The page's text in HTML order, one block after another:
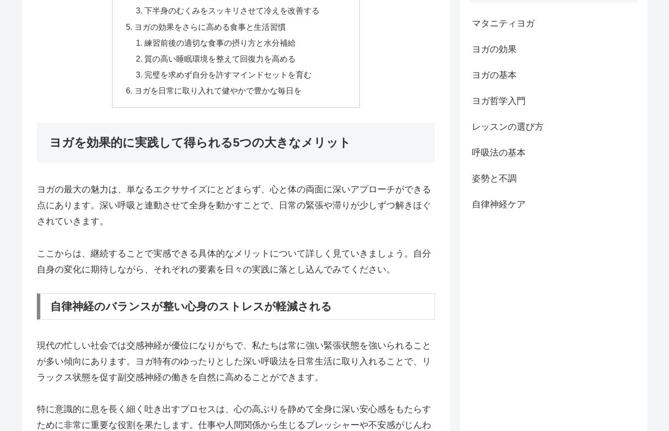
下半身のむくみをスッキリさせて冷えを改善する
ヨガの効果をさらに高める食事と生活習慣
練習前後の適切な食事の摂り方と水分補給
質の高い睡眠環境を整えて回復力を高める
完璧を求めず自分を許すマインドセットを育む
ヨガを日常に取り入れて健やかで豊かな毎日を
ヨガを効果的に実践して得られる5つの大きなメリット
ヨガの最大の魅力は、単なるエクササイズにとどまらず、心と体の両面に深いアプローチができる
点にあります。深い呼吸と連動させて全身を動かすことで、日常の緊張や滞りが少しずつ解きほぐ
されていきます。
ここからは、継続することで実感できる具体的なメリットについて詳しく見ていきましょう。自分
自身の変化に期待しながら、それぞれの要素を日々の実践に落とし込んでみてください。
自律神経のバランスが整い心身のストレスが軽減される
現代の忙しい社会では交感神経が優位になりがちで、私たちは常に強い緊張状態を強いられること
が多い傾向にあります。ヨガ特有のゆったりとした深い呼吸法を日常生活に取り入れることで、リ
ラックス状態を促す副交感神経の働きを自然に高めることができます。
特に意識的に息を長く細く吐き出すプロセスは、心の高ぶりを静めて全身に深い安心感をもたらす
ために非常に重要な役割を果たします。仕事や人間関係から生じるプレッシャーや不安感がじんわ
マタニティヨガ
ヨガの効果
ヨガの基本
ヨガ哲学入門
レッスンの選び方
呼吸法の基本
姿勢と不調
自律神経ケア